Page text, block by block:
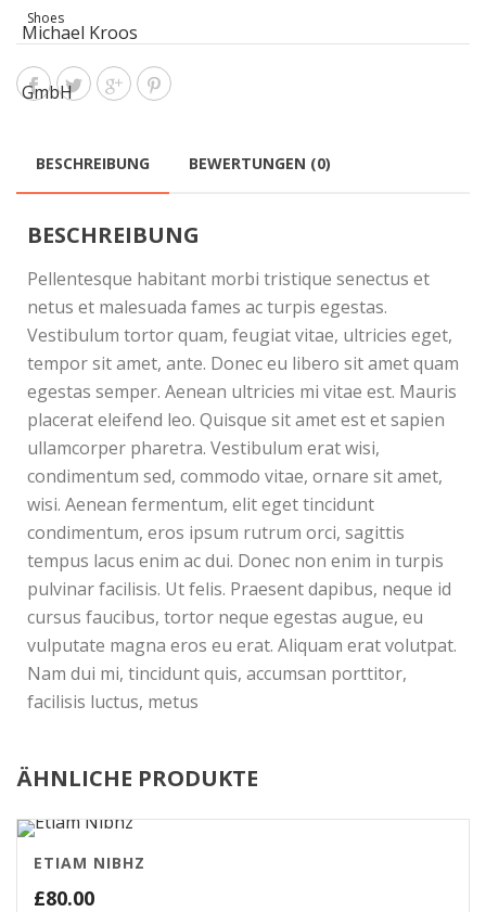
Shoes
BESCHREIBUNG BEWERTUNGEN (0)
BESCHREIBUNG
Pellentesque habitant morbi tristique senectus et
netus et malesuada fames ac turpis egestas.
Vestibulum tortor quam, feugiat vitae, ultricies eget,
tempor sit amet, ante. Donec eu libero sit amet quam
egestas semper. Aenean ultricies mi vitae est. Mauris
placerat eleifend leo. Quisque sit amet est et sapien
ullamcorper pharetra. Vestibulum erat wisi,
condimentum sed, commodo vitae, ornare sit amet,
wisi. Aenean fermentum, elit eget tincidunt
condimentum, eros ipsum rutrum orci, sagittis
tempus lacus enim ac dui. Donec non enim in turpis
pulvinar facilisis. Ut felis. Praesent dapibus, neque id
cursus faucibus, tortor neque egestas augue, eu
vulputate magna eros eu erat. Aliquam erat volutpat.
Nam dui mi, tincidunt quis, accumsan porttitor,
facilisis luctus, metus
ÄHNLICHE PRODUKTE
ETIAM NIBHZ
£80.00